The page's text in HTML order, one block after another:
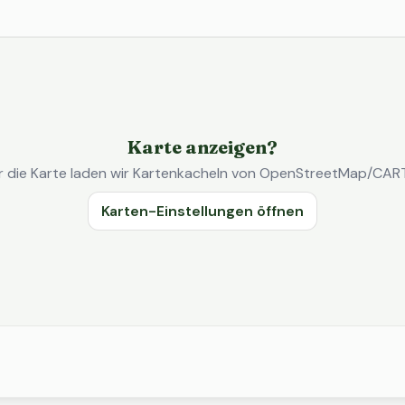
Karte anzeigen?
die Karte laden wir Kartenkacheln von OpenStreetMap/
Karten-Einstellungen öffnen